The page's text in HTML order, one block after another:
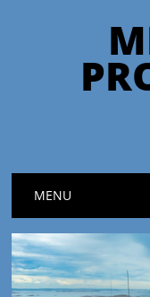
Huvudmeny
MENU